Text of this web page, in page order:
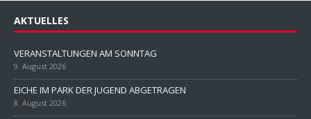
AKTUELLES
VERANSTALTUNGEN AM SONNTAG
9. August 2026
EICHE IM PARK DER JUGEND ABGETRAGEN
8. August 2026